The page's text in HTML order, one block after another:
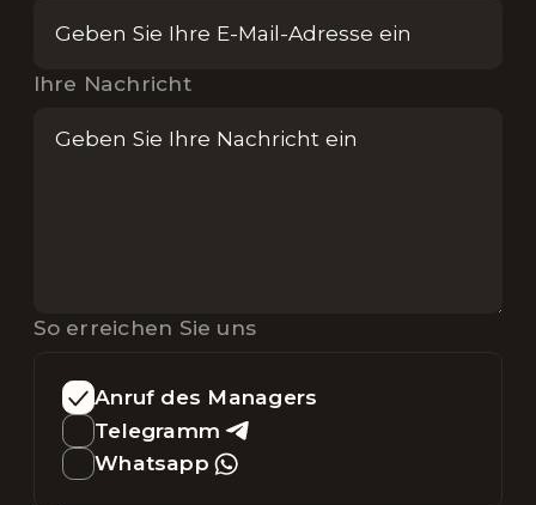
Ihre Nachricht
So erreichen Sie uns
Anruf des Managers
Telegramm
Whatsapp